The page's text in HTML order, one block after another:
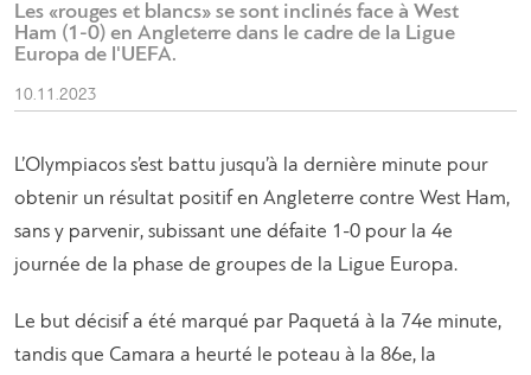
Les «rouges et blancs» se sont inclinés face à West
Ham (1-0) en Angleterre dans le cadre de la Ligue
Europa de l'UEFA.
10.11.2023
L’Olympiacos s’est battu jusqu’à la dernière minute pour
obtenir un résultat positif en Angleterre contre West Ham,
sans y parvenir, subissant une défaite 1-0 pour la 4e
journée de la phase de groupes de la Ligue Europa.
Le but décisif a été marqué par Paquetá à la 74e minute,
tandis que Camara a heurté le poteau à la 86e, la